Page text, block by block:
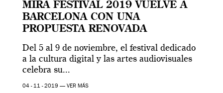
MIRA FESTIVAL 2019 VUELVE A
BARCELONA CON UNA
PROPUESTA RENOVADA
Del 5 al 9 de noviembre, el festival dedicado
a la cultura digital y las artes audiovisuales
celebra su...
04 - 11 - 2019 — VER MÁS